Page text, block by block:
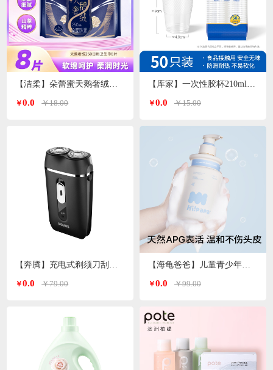
【洁柔】朵蕾蜜天鹅奢绒卫生巾日用250mm
￥0.0 ￥18.00
【奔腾】充电式剃须刀刮胡刀PQ8602
￥0.0 ￥79.00
【库家】一次性胶杯210ml*50只/包KJ-1452
￥0.0 ￥15.00
【海龟爸爸】儿童青少年沐浴露/洗发水500ml/瓶
￥0.0 ￥99.00